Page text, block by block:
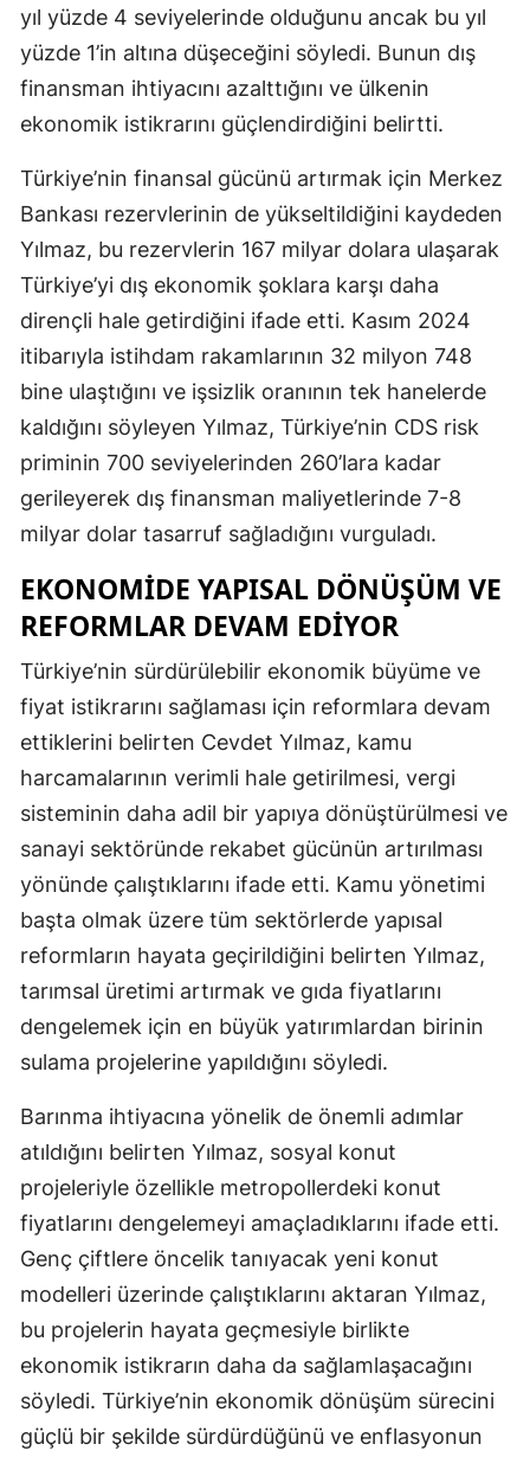
Samsun
Siirt
Sinop
Sivas
Tekirdağ
Tokat
Trabzon
Tunceli
Şanlıurfa
Uşak
Van
Yozgat
Zonguldak
Aksaray
Bayburt
Karaman
Kırıkkale
Batman
Şırnak
Bartın
Ardahan
Iğdır
Yalova
Karabük
Osmaniye
Düzce
yıl yüzde 4 seviyelerinde olduğunu ancak bu yıl
yüzde 1’in altına düşeceğini söyledi. Bunun dış
finansman ihtiyacını azalttığını ve ülkenin
ekonomik istikrarını güçlendirdiğini belirtti.
Türkiye’nin finansal gücünü artırmak için Merkez
Bankası rezervlerinin de yükseltildiğini kaydeden
Yılmaz, bu rezervlerin 167 milyar dolara ulaşarak
Türkiye’yi dış ekonomik şoklara karşı daha
dirençli hale getirdiğini ifade etti. Kasım 2024
itibarıyla istihdam rakamlarının 32 milyon 748
bine ulaştığını ve işsizlik oranının tek hanelerde
kaldığını söyleyen Yılmaz, Türkiye’nin CDS risk
priminin 700 seviyelerinden 260’lara kadar
gerileyerek dış finansman maliyetlerinde 7-8
milyar dolar tasarruf sağladığını vurguladı.
EKONOMIDE YAPISAL DÖNÜŞÜM VE
REFORMLAR DEVAM EDIYOR
Türkiye’nin sürdürülebilir ekonomik büyüme ve
fiyat istikrarını sağlaması için reformlara devam
ettiklerini belirten Cevdet Yılmaz, kamu
harcamalarının verimli hale getirilmesi, vergi
sisteminin daha adil bir yapıya dönüştürülmesi ve
sanayi sektöründe rekabet gücünün artırılması
yönünde çalıştıklarını ifade etti. Kamu yönetimi
başta olmak üzere tüm sektörlerde yapısal
reformların hayata geçirildiğini belirten Yılmaz,
tarımsal üretimi artırmak ve gıda fiyatlarını
dengelemek için en büyük yatırımlardan birinin
sulama projelerine yapıldığını söyledi.
Barınma ihtiyacına yönelik de önemli adımlar
atıldığını belirten Yılmaz, sosyal konut
projeleriyle özellikle metropollerdeki konut
fiyatlarını dengelemeyi amaçladıklarını ifade etti.
Genç çiftlere öncelik tanıyacak yeni konut
modelleri üzerinde çalıştıklarını aktaran Yılmaz,
bu projelerin hayata geçmesiyle birlikte
ekonomik istikrarın daha da sağlamlaşacağını
söyledi. Türkiye’nin ekonomik dönüşüm sürecini
güçlü bir şekilde sürdürdüğünü ve enflasyonun